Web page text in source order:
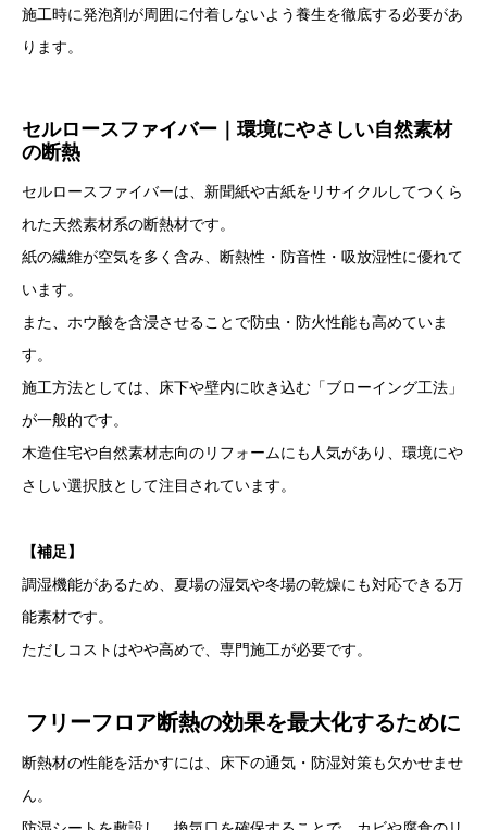
施工時に発泡剤が周囲に付着しないよう養生を徹底する必要があ
ります。
セルロースファイバー｜環境にやさしい自然素材
の断熱
セルロースファイバーは、新聞紙や古紙をリサイクルしてつくら
れた天然素材系の断熱材です。
紙の繊維が空気を多く含み、断熱性・防音性・吸放湿性に優れて
います。
また、ホウ酸を含浸させることで防虫・防火性能も高めていま
す。
施工方法としては、床下や壁内に吹き込む「ブローイング工法」
が一般的です。
木造住宅や自然素材志向のリフォームにも人気があり、環境にや
さしい選択肢として注目されています。
【補足】
調湿機能があるため、夏場の湿気や冬場の乾燥にも対応できる万
能素材です。
ただしコストはやや高めで、専門施工が必要です。
フリーフロア断熱の効果を最大化するために
断熱材の性能を活かすには、床下の通気・防湿対策も欠かせませ
ん。